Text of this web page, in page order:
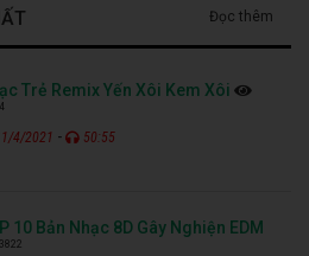
Đọc thêm
Trẻ Remix Yến Xôi Kem Xôi
4/2021 - 50:55
10 Bản Nhạc 8D Gây Nghiện EDM
3822